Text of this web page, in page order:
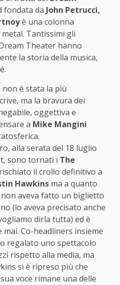
fondata da John Petrucci,
è una colonna
Tantissimi gli
Theater hanno
la storia della musica,
è stata la più
ma la bravura dei
oggettiva e
a Mike Mangini
alla serata del 18 luglio
sono tornati i The
il crollo definitivo a
Hawkins ma a quanto
non aveva fatto un biglietto
(lo aveva precisato anche
dirla tutta) ed è
Co-headliners insieme
regalato uno spettacolo
rispetto alla media, ma
si è ripreso più che
voce rimane una delle